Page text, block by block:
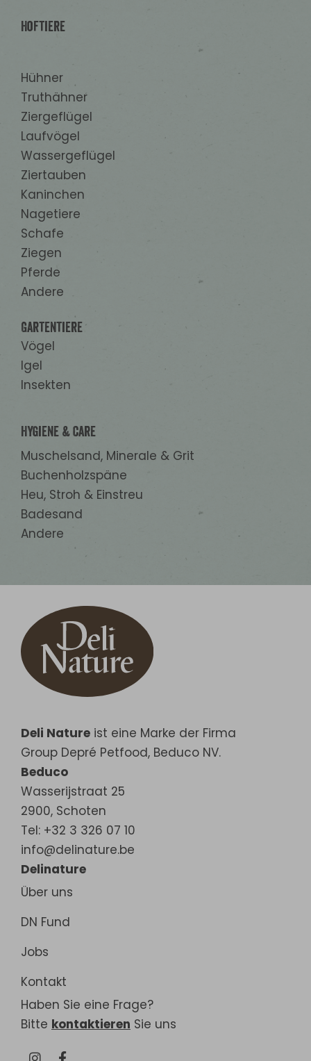
Hoftiere
Hühner
Truthähner
Ziergeflügel
Laufvögel
Wassergeflügel
Ziertauben
Kaninchen
Nagetiere
Schafe
Ziegen
Pferde
Andere
Gartentiere
Vögel
Igel
Insekten
Hygiene & Care
Muschelsand, Minerale & Grit
Buchenholzspäne
Heu, Stroh & Einstreu
Badesand
Andere
Deli Nature ist eine Marke der Firma
Group Depré Petfood, Beduco NV.
Beduco
Wasserijstraat 25
2900, Schoten
Tel: +32 3 326 07 10
info@delinature.be
Delinature
Über uns
DN Fund
Jobs
Kontakt
Haben Sie eine Frage?
Bitte kontaktieren Sie uns